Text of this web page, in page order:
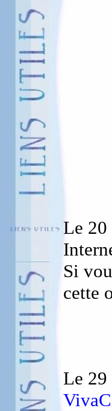
Le 20
Si
cette
Le 29